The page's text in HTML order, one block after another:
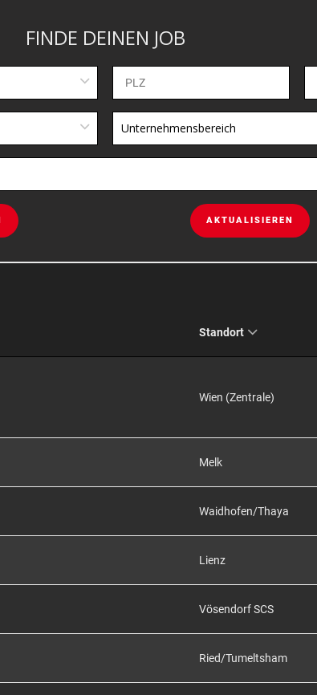
FINDE DEINEN JOB
Unternehmensbereich
AKTUALISIEREN
Standort
Wien (Zentrale)
Melk
Waidhofen/Thaya
Lienz
Vösendorf SCS
Ried/Tumeltsham